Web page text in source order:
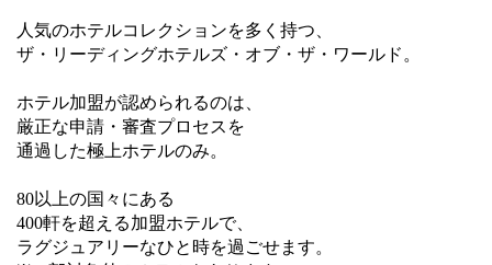
人気のホテルコレクションを多く持つ、
ザ・リーディングホテルズ・オブ・ザ・ワールド。
ホテル加盟が認められるのは、
厳正な申請・審査プロセスを
通過した極上ホテルのみ。
80以上の国々にある
400軒を超える加盟ホテルで、
ラグジュアリーなひと時を過ごせます。